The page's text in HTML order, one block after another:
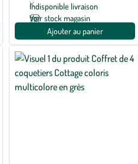
Indisponible livraison
Voir stock magasin
Ajouter au panier